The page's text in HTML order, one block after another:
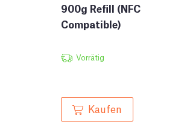
900g Refill (NFC
Compatible)
Vorrätig
Kaufen